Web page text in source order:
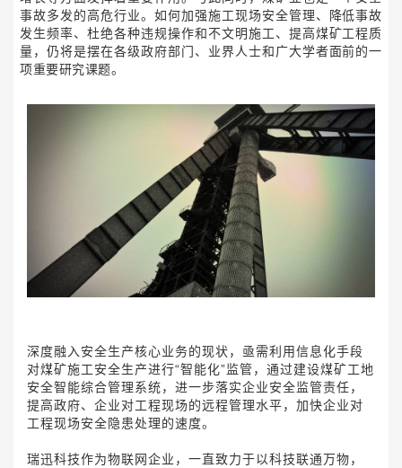
事故多发的高危行业。如何加强施工现场安全管理、降低事故
发生频率、杜绝各种违规操作和不文明施工、提高煤矿工程质
量，仍将是摆在各级政府部门、业界人士和广大学者面前的一
项重要研究课题。
深度融入安全生产核心业务的现状，亟需利用信息化手段
对煤矿施工安全生产进行“智能化”监管，通过建设煤矿工地
安全智能综合管理系统，进一步落实企业安全监管责任，
提高政府、企业对工程现场的远程管理水平，加快企业对
工程现场安全隐患处理的速度。
瑞迅科技作为物联网企业，一直致力于以科技联通万物，